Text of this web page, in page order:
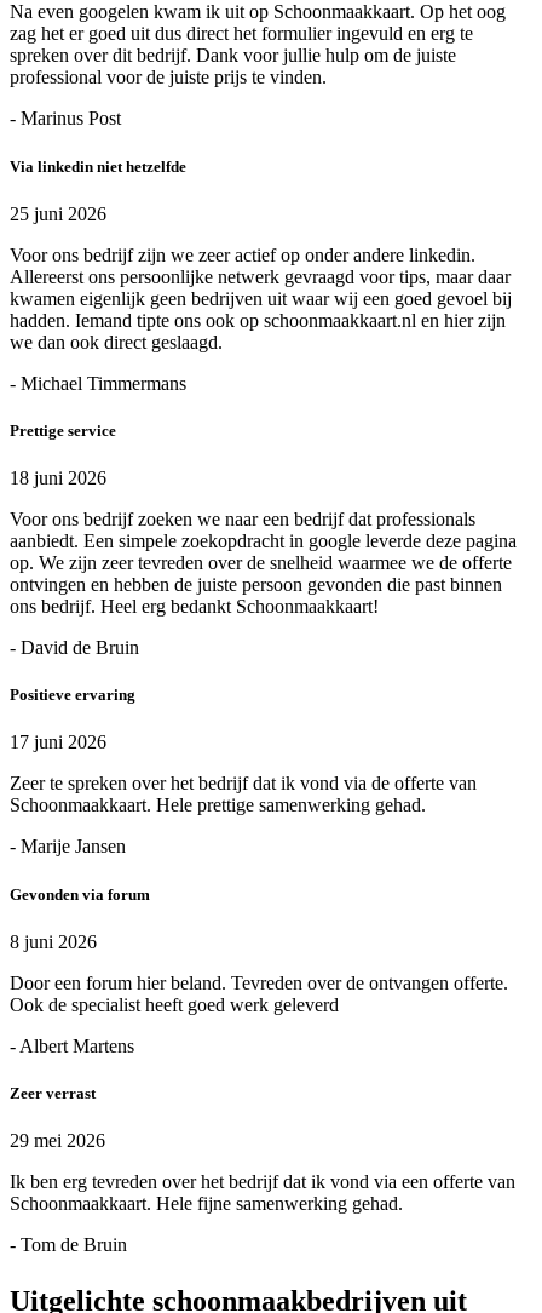
Na even googelen kwam ik uit op Schoonmaakkaart. Op het oog
zag het er goed uit dus direct het formulier ingevuld en erg te
spreken over dit bedrijf. Dank voor jullie hulp om de juiste
professional voor de juiste prijs te vinden.
- Marinus Post
Via linkedin niet hetzelfde
25 juni 2026
Voor ons bedrijf zijn we zeer actief op onder andere linkedin.
Allereerst ons persoonlijke netwerk gevraagd voor tips, maar daar
kwamen eigenlijk geen bedrijven uit waar wij een goed gevoel bij
hadden. Iemand tipte ons ook op schoonmaakkaart.nl en hier zijn
we dan ook direct geslaagd.
- Michael Timmermans
Prettige service
18 juni 2026
Voor ons bedrijf zoeken we naar een bedrijf dat professionals
aanbiedt. Een simpele zoekopdracht in google leverde deze pagina
op. We zijn zeer tevreden over de snelheid waarmee we de offerte
ontvingen en hebben de juiste persoon gevonden die past binnen
ons bedrijf. Heel erg bedankt Schoonmaakkaart!
- David de Bruin
Positieve ervaring
17 juni 2026
Zeer te spreken over het bedrijf dat ik vond via de offerte van
Schoonmaakkaart. Hele prettige samenwerking gehad.
- Marije Jansen
Gevonden via forum
8 juni 2026
Door een forum hier beland. Tevreden over de ontvangen offerte.
Ook de specialist heeft goed werk geleverd
- Albert Martens
Zeer verrast
29 mei 2026
Ik ben erg tevreden over het bedrijf dat ik vond via een offerte van
Schoonmaakkaart. Hele fijne samenwerking gehad.
- Tom de Bruin
Uitgelichte schoonmaakbedrijven uit